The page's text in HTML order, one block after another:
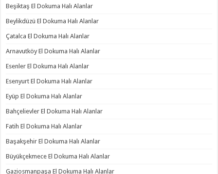
Beşiktaş El Dokuma Halı Alanlar
Beylikdüzü El Dokuma Halı Alanlar
Çatalca El Dokuma Halı Alanlar
Arnavutköy El Dokuma Halı Alanlar
Esenler El Dokuma Halı Alanlar
Esenyurt El Dokuma Halı Alanlar
Eyüp El Dokuma Halı Alanlar
Bahçelievler El Dokuma Halı Alanlar
Fatih El Dokuma Halı Alanlar
Başakşehir El Dokuma Halı Alanlar
Büyükçekmece El Dokuma Halı Alanlar
Gaziosmanpaşa El Dokuma Halı Alanlar